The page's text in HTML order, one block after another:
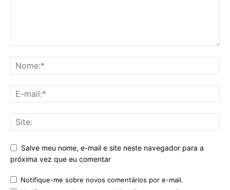
Salve meu nome, e-mail e site neste navegador para a
próxima vez que eu comentar
Notifique-me sobre novos comentários por e-mail.